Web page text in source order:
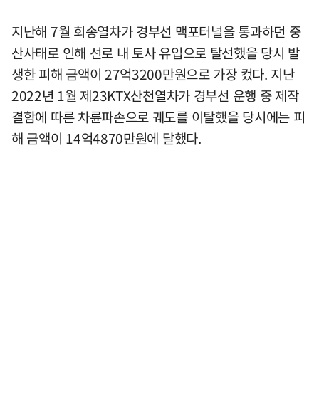
지난해 7월 회송열차가 경부선 맥포터널을 통과하던 중
산사태로 인해 선로 내 토사 유입으로 탈선했을 당시 발
생한 피해 금액이 27억3200만원으로 가장 컸다. 지난
2022년 1월 제23KTX산천열차가 경부선 운행 중 제작
결함에 따른 차륜파손으로 궤도를 이탈했을 당시에는 피
해 금액이 14억4870만원에 달했다.